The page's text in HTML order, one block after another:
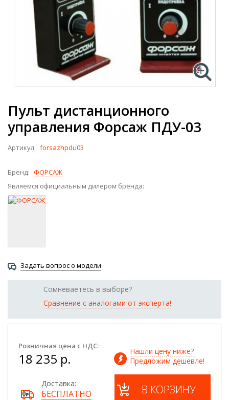
Пульт дистанционного
управления Форсаж ПДУ-03
Артикул: forsazhpdu03
Бренд: ФОРСАЖ
Являемся официальным дилером бренда:
Задать вопрос о модели
Сомневаетесь в выборе?
Сравнение с аналогами от эксперта!
Розничная цена с НДС:
18 235 р.
Нашли цену ниже?
Предложим дешевле!
Доставка:
БЕСПЛАТНО В КОРЗИНУ